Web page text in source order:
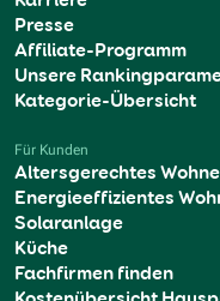
Presse
Affiliate-Programm
Unsere
Kategorie-Übersicht
Für Kunden
Altersgerechtes
Energieeffizientes
Solaranlage
Küche
Fachfirmen finden